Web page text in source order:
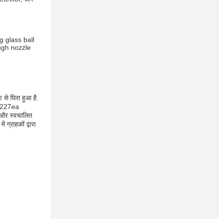
glass ball
nozzle
से घिरा हुआ है.
227ea
स्वचालित
द्वारा